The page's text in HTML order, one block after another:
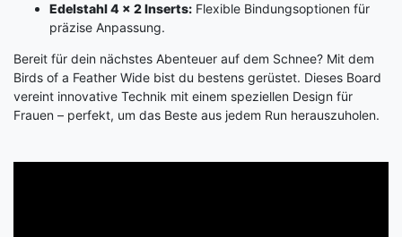
Edelstahl 4 x 2 Inserts: Flexible Bindungsoptionen für
präzise Anpassung.
Bereit für dein nächstes Abenteuer auf dem Schnee? Mit dem
Birds of a Feather Wide bist du bestens gerüstet. Dieses Board
vereint innovative Technik mit einem speziellen Design für
Frauen – perfekt, um das Beste aus jedem Run herauszuholen.